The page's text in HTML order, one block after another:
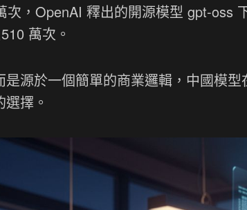
次，OpenAI 釋出的開源模型 gpt-oss
萬次。
源於一個簡單的商業邏輯，中國模
擇。